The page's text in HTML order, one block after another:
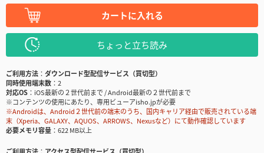
カートに入れる
ちょっと立ち読み
ご利用方法
ダウンロード型配信サービス（買切型）
同時使用端末数
2
対応OS
iOS最新の２世代前まで / Android最新の２世代前まで
※コンテンツの使用にあたり、専用ビューアisho.jpが必要
※Androidは、Android２世代前の端末のうち、国内キャリア経由で販売されている端
末（Xperia、GALAXY、AQUOS、ARROWS、Nexusなど）にて動作確認しています
必要メモリ容量
622 MB以上